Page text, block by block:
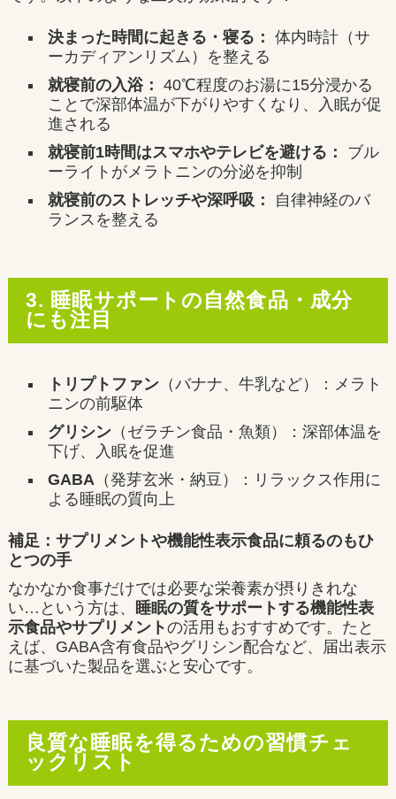
決まった時間に起きる・寝る： 体内時計（サ
ーカディアンリズム）を整える
就寝前の入浴： 40℃程度のお湯に15分浸かる
ことで深部体温が下がりやすくなり、入眠が促
進される
就寝前1時間はスマホやテレビを避ける：
ブル
ーライトがメラトニンの分泌を抑制
就寝前のストレッチや深呼吸：
自律神経のバ
ランスを整える
3. 睡眠サポートの自然食品・成分
にも注目
トリプトファン（バナナ、牛乳など）：メラト
ニンの前駆体
グリシン（ゼラチン食品・魚類）：深部体温を
下げ、入眠を促進
GABA （発芽玄米・納豆）：リラックス作用に
よる睡眠の質向上
補足：サプリメントや機能性表示食品に頼るのもひ
とつの手
なかなか食事だけでは必要な栄養素が摂りきれな
い…という方は、
睡眠の質をサポートする機能性表
示食品やサプリメントの活用もおすすめです。たと
えば、GABA含有食品やグリシン配合など、届出表示
に基づいた製品を選ぶと安心です。
良質な睡眠を得るための習慣チェ
ックリスト